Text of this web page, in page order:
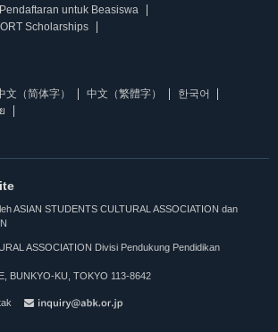
Pendaftaran untuk Beasiswa
Scholarships
文（简体字） 中文（繁體字）
한국어
ASIAN STUDENTS CULTURAL ASSOCIATION dan
ASSOCIATION Divisi Pendukung Pendidikan
BUNKYO-KU, TOKYO 113-8642